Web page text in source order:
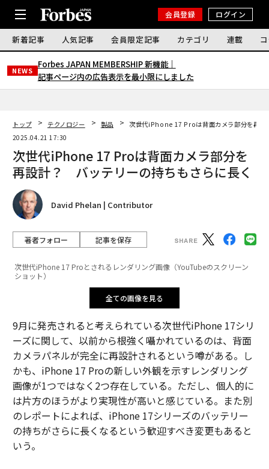
会員登録 ログイン
新着記事 人気記事 会員限定記事 カテゴリ 連載
NEWS
Forbes JAPAN MEMBERSHIP 新機能｜
記事ページ内の広告表示を最小限にしました
トップ テクノロジー 製品
次世代iPhone 17 Proは背面カメラ部分を再
2025.04.21 17:30
次世代iPhone 17 Proは背面カメラ部分を
再設計？ バッテリーの持ちもさらに長く
David Phelan | Contributor
著者フォロー 記事を保存
次世代iPhone 17 Proとされるレンダリング画像（YouTubeのスクリーン
ショット）
全ての画像を見る
9月に発売されると考えられている次世代iPhone 17シリ
ーズに関して、以前から根強く囁かれているのは、背面
カメラパネルが完全に再設計されるという噂がある。し
かも、iPhone 17 Proの新しい外観を示すレンダリング
画像が1つではなく2つ存在している。ただし、個人的に
は片方のほうがより実現性が高いと感じている。また別
のレポートによれば、iPhone 17シリーズのバッテリー
の持ちがさらに長くなるという歓迎すべき変更もあると
いう。